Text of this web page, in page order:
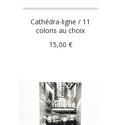
Cathédra-ligne / 11
coloris au choix
15,00 €